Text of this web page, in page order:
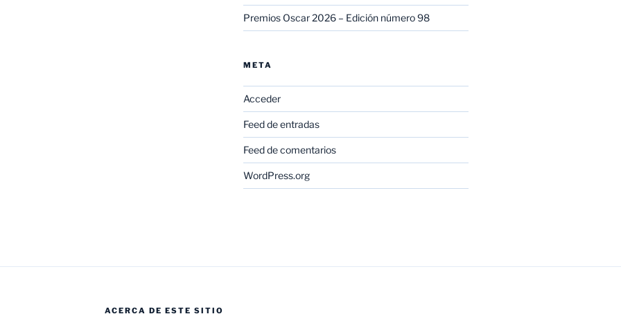
Premios Oscar 2026 – Edición número 98
META
Acceder
Feed de entradas
Feed de comentarios
WordPress.org
ACERCA DE ESTE SITIO